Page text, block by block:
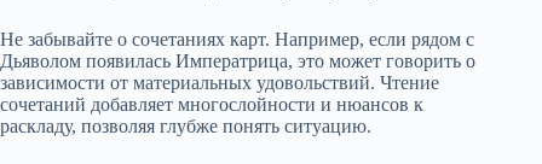
Не забывайте о сочетаниях карт. Например, если рядом с
Дьяволом появилась Императрица, это может говорить о
зависимости от материальных удовольствий. Чтение
сочетаний добавляет многослойности и нюансов к
раскладу, позволяя глубже понять ситуацию.